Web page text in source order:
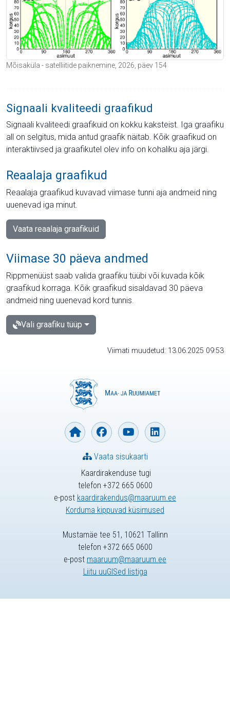
Mõisaküla - satelliitide paiknemine, 2026, päev 154
Signaali kvaliteedi graafikud
Signaali kvaliteedi graafikuid on kokku kaksteist. Iga graafiku
all on selgitus, mida antud graafik näitab. Kõik graafikud on
interaktiivsed ja graafikutel olev info on kohaliku aja järgi.
Reaalaja graafikud
Reaalaja graafikud kuvavad viimase tunni aja andmeid ning
uuenevad iga minut.
Vaata reaalaja graafikuid
Viimase 30 päeva andmed
Rippmenüüst saab valida graafiku tüübi või kuvada kõik
graafikud korraga. Kõik graafikud sisaldavad 30 päeva
andmeid ning uuenevad kord tunnis.
Vali graafiku tüüp
Viimati muudetud: 13.06.2025 09:53
Kaardirakenduse tugi
telefon +372 665 0600
e-post kaardirakendus@maaruum.ee
Korduma kippuvad küsimused
Vaata sisukaarti
Mustamäe tee 51, 10621 Tallinn
telefon +372 665 0600
e-post maaruum@maaruum.ee
Liitu uuGISed listiga